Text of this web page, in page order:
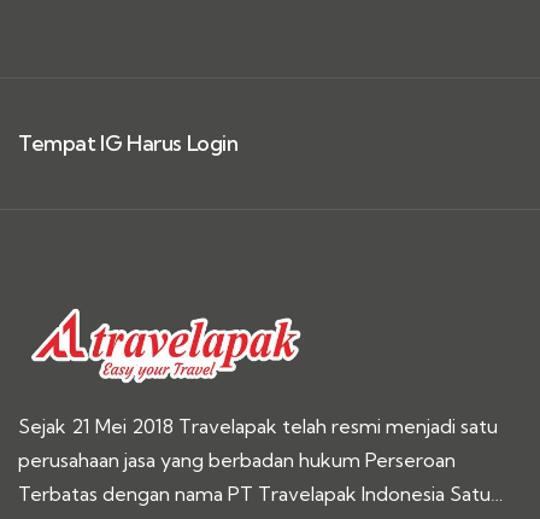
Tempat IG Harus Login
Sejak 21 Mei 2018 Travelapak telah resmi menjadi satu
perusahaan jasa yang berbadan hukum Perseroan
Terbatas dengan nama PT Travelapak Indonesia Satu…